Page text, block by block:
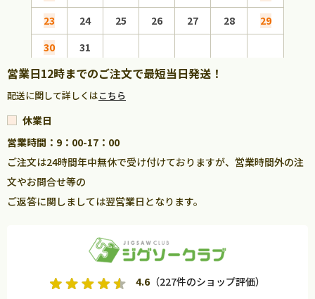
23
24 25 26 27 28
29
30
31
営業日12時までのご注文で最短当日発送！
配送に関して詳しくはこちら
休業日
営業時間：9：00-17：00
ご注文は24時間年中無休で受け付けておりますが、営業時間外の注
文やお問合せ等の
ご返答に関しましては翌営業日となります。
4.6（227件のショップ評価）